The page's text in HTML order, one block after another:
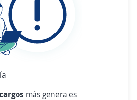
más generales